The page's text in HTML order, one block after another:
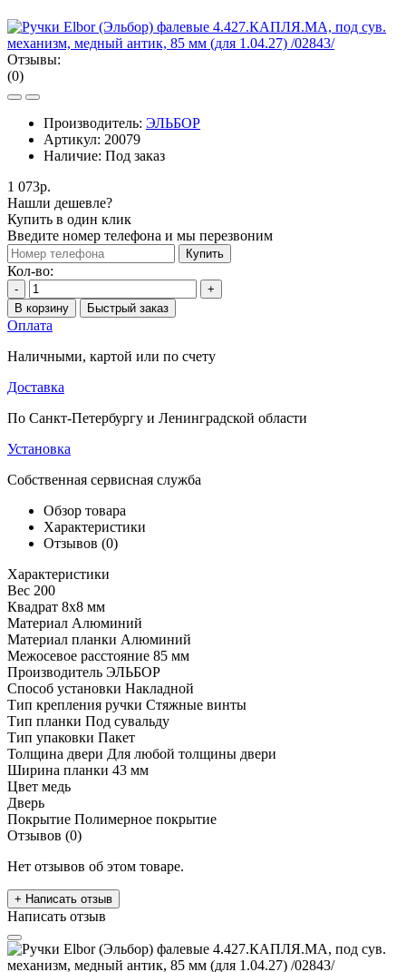
Отзывы:
(0)
Производитель: ЭЛЬБОР
Артикул: 20079
Наличие: Под заказ
1 073р.
Нашли дешевле?
Купить в один клик
Введите номер телефона и мы перезвоним
Купить
Кол-во:
-
+
В корзину
Быстрый заказ
Оплата
Наличными, картой или по счету
Доставка
По Санкт-Петербургу и Ленинградской области
Установка
Собственная сервисная служба
Обзор товара
Характеристики
Отзывов (0)
Характеристики
Вес 200
Квадрат 8x8 мм
Материал Алюминий
Материал планки Алюминий
Межосевое расстояние 85 мм
Производитель ЭЛЬБОР
Способ установки Накладной
Тип крепления ручки Стяжные винты
Тип планки Под сувальду
Тип упаковки Пакет
Толщина двери Для любой толщины двери
Ширина планки 43 мм
Цвет медь
Дверь
Покрытие Полимерное покрытие
Отзывов (0)
Нет отзывов об этом товаре.
+ Написать отзыв
Написать отзыв